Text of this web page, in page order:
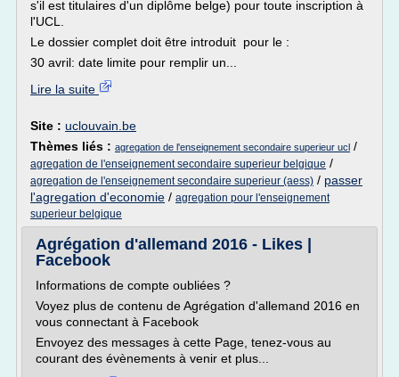
s'il est titulaires d'un diplôme belge) pour toute inscription à
l'UCL.
Le dossier complet doit être introduit pour le :
30 avril: date limite pour remplir un...
Lire la suite
Site : uclouvain.be
Thèmes liés : agregation de l'enseignement secondaire superieur ucl /
agregation de l'enseignement secondaire superieur belgique /
agregation de l'enseignement secondaire superieur (aess) / passer
l'agregation d'economie / agregation pour l'enseignement
superieur belgique
Agrégation d'allemand 2016 - Likes |
Facebook
Informations de compte oubliées ?
Voyez plus de contenu de Agrégation d'allemand 2016 en
vous connectant à Facebook
Envoyez des messages à cette Page, tenez-vous au
courant des évènements à venir et plus...